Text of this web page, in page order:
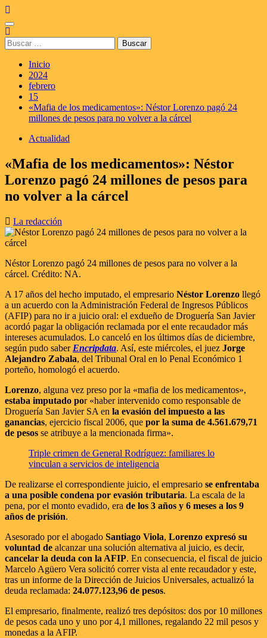
Saltar
al
contenido
Menú
principal
Buscar:
Inicio
2024
febrero
15
«Mafia de los medicamentos»: Néstor Lorenzo pagó 24
millones de pesos para no volver a la cárcel
Actualidad
«Mafia de los medicamentos»: Néstor
Lorenzo pagó 24 millones de pesos para
no volver a la cárcel
La redacción
Néstor Lorenzo pagó 24 millones de pesos para no volver a la
cárcel. Crédito: NA.
A 17 años del hecho imputado, el empresario Néstor Lorenzo llegó
a un acuerdo con la Administración Federal de Ingresos Públicos
(AFIP) para no ir a juicio oral: el exdueño de Droguería San Javier
acordó pagar la obligación reclamada por el ente recaudador más
intereses acumulados. Lo canceló en los últimos días de diciembre,
según pudo saber Encripdata. Así, este miércoles, el juez Jorge
Alejandro Zabala, del Tribunal Oral en lo Penal Económico 1
porteño, homologó el acuerdo.
Lorenzo, alguna vez preso por la «mafia de los medicamentos»,
estaba imputado por «haber intervenido como responsable de
Droguería San Javier SA en la evasión del impuesto a las
ganancias, ejercicio fiscal 2006, que por la suma de 4.561.679,71
de pesos se atribuye a la mencionada firma».
Triple crimen de General Rodríguez: familiares lo
vinculan a servicios de inteligencia
De realizarse el correspondiente juicio, el empresario se enfrentaba
a una posible condena por evasión tributaria. La escala de la
pena, por el monto evadido, era de los 3 años y 6 meses a los 9
años de prisión.
Asesorado por el abogado Santiago Viola, Lorenzo expresó su
voluntad de alcanzar una solución alternativa al juicio, es decir,
cancelar la deuda con la AFIP. En consecuencia, el fiscal de juicio
Marcelo Agüero Vera solicitó correr vista al ente recaudador y este,
tras un informe de la Dirección de Juicios Universales, actualizó la
deuda reclamada: 24.077.123,96 de pesos.
El empresario, finalmente, realizó tres depósitos: dos por 10 millones
de pesos cada uno y uno por 4,1 millones, regalando 22 mil pesos y
monedas a la AFIP.